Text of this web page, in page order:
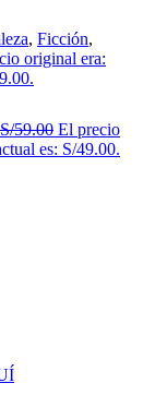
, Ficción,
original era:
S/59.00 El precio
es: S/49.00.